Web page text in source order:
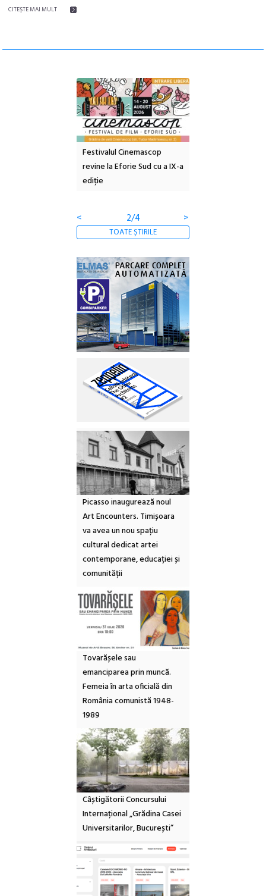
CITEŞTE MAI MULT
Festivalul Cinemascop
revine la Eforie Sud cu a IX-a
ediție
<
2/4 >
TOATE ȘTIRILE
Picasso inaugurează noul
Art Encounters. Timișoara
va avea un nou spațiu
cultural dedicat artei
contemporane, educației și
comunității
Tovarășele sau
emanciparea prin muncă.
Femeia în arta oficială din
România comunistă 1948-
1989
Câștigătorii Concursului
Internațional „Grădina Casei
Universitarilor, București”